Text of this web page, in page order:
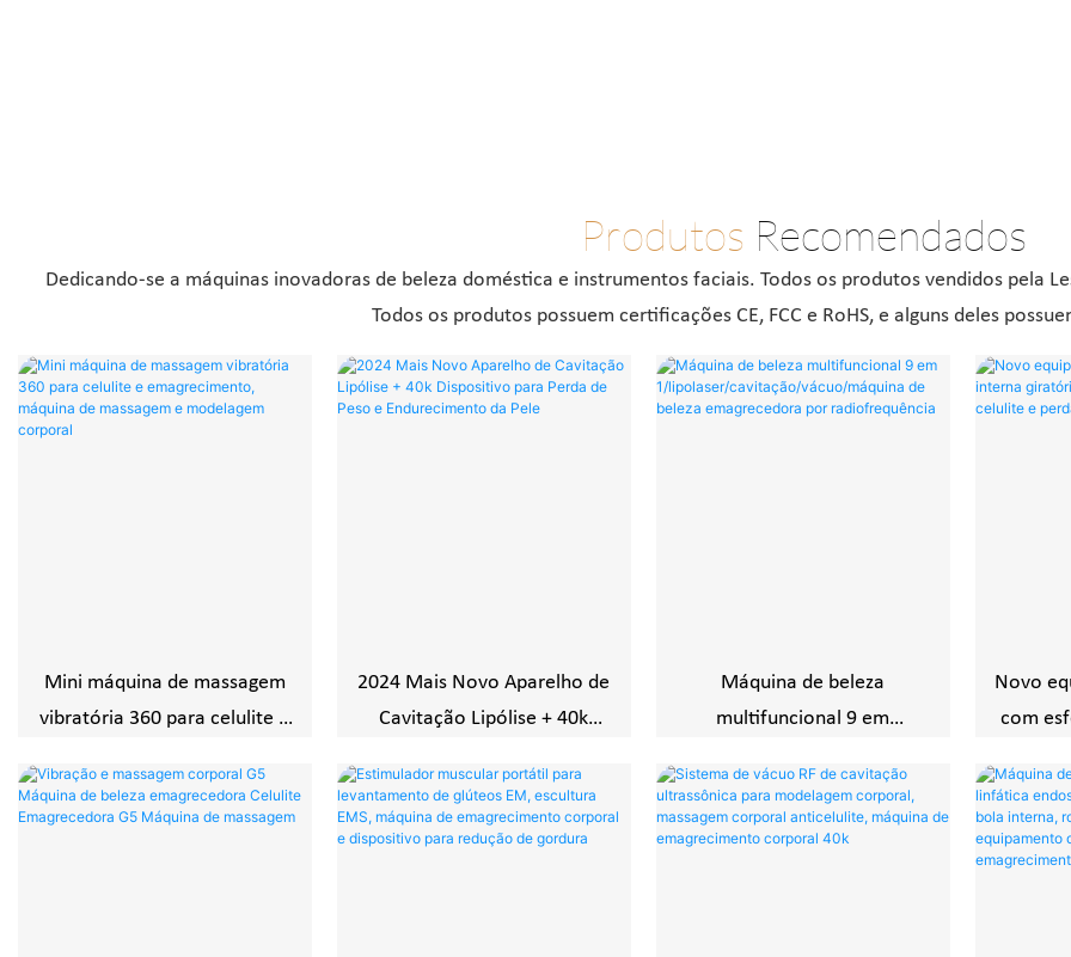
Produtos Recomendados
Dedicando-se a máquinas inovadoras de beleza doméstica e instrumentos faciais. Todos os produtos vendidos pela
Todos os produtos possuem certificações CE, FCC e RoHS, e alguns deles
Mini máquina de massagem
vibratória 360 para celulite e
massagem e modelagem
corporal
2024 Mais Novo Aparelho de
Cavitação Lipólise + 40k
Peso e Endurecimento da
Pele
Máquina de beleza
multifuncional 9 em
máquina de beleza
emagrecedora por
Novo
com